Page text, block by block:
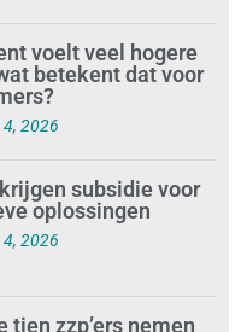
voelt veel hogere
betekent dat voor
4, 2026
krijgen subsidie voor
oplossingen
4, 2026
tien zzp’ers nemen